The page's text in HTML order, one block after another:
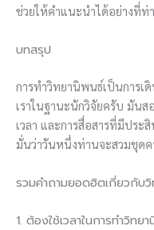
ช่วยให้คำแนะนำได้อย่างที่ท่
บทสรุป
การทำวิทยานิพนธ์เป็นการเ
เราในฐานะนักวิจัยครับ มันส
เวลา และการสื่อสารที่มีประ
มั่นว่าวันหนึ่งท่านจะสวมชุดค
รวมคำถามยอดฮิตเกี่ยวกับ
1. ต้องใช้เวลาในการทำวิทย